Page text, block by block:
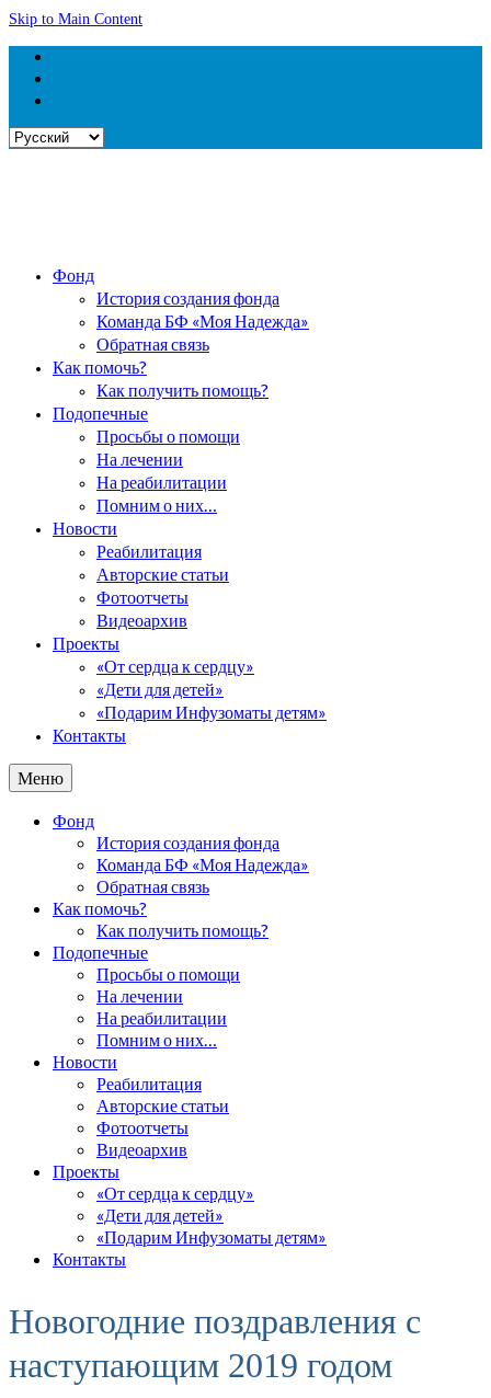
Skip to Main Content
Выбрать
Фонд
История создания фонда
Команда БФ «Моя Надежда»
Обратная связь
Как помочь?
Как получить помощь?
Подопечные
Просьбы о помощи
На лечении
На реабилитации
Помним о них…
Новости
Реабилитация
Авторские статьи
Фотоотчеты
Видеоархив
Проекты
«От сердца к сердцу»
«Дети для детей»
«Подарим Инфузоматы детям»
Контакты
Меню
Фонд
История создания фонда
Команда БФ «Моя Надежда»
Обратная связь
Как помочь?
Как получить помощь?
Подопечные
Просьбы о помощи
На лечении
На реабилитации
Помним о них…
Новости
Реабилитация
Авторские статьи
Фотоотчеты
Видеоархив
Проекты
«От сердца к сердцу»
«Дети для детей»
«Подарим Инфузоматы детям»
Контакты
Новогодние поздравления с
наступающим 2019 годом